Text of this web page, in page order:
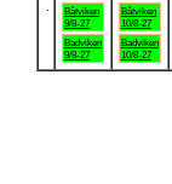
Båtviken
9/8-27
Badviken
9/8-27
Båtviken
10/8-27
Badviken
10/8-27